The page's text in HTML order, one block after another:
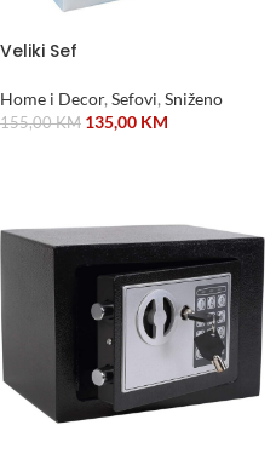
Veliki Sef
Home i Decor, Sefovi, Sniženo
155,00KM 135,00 KM